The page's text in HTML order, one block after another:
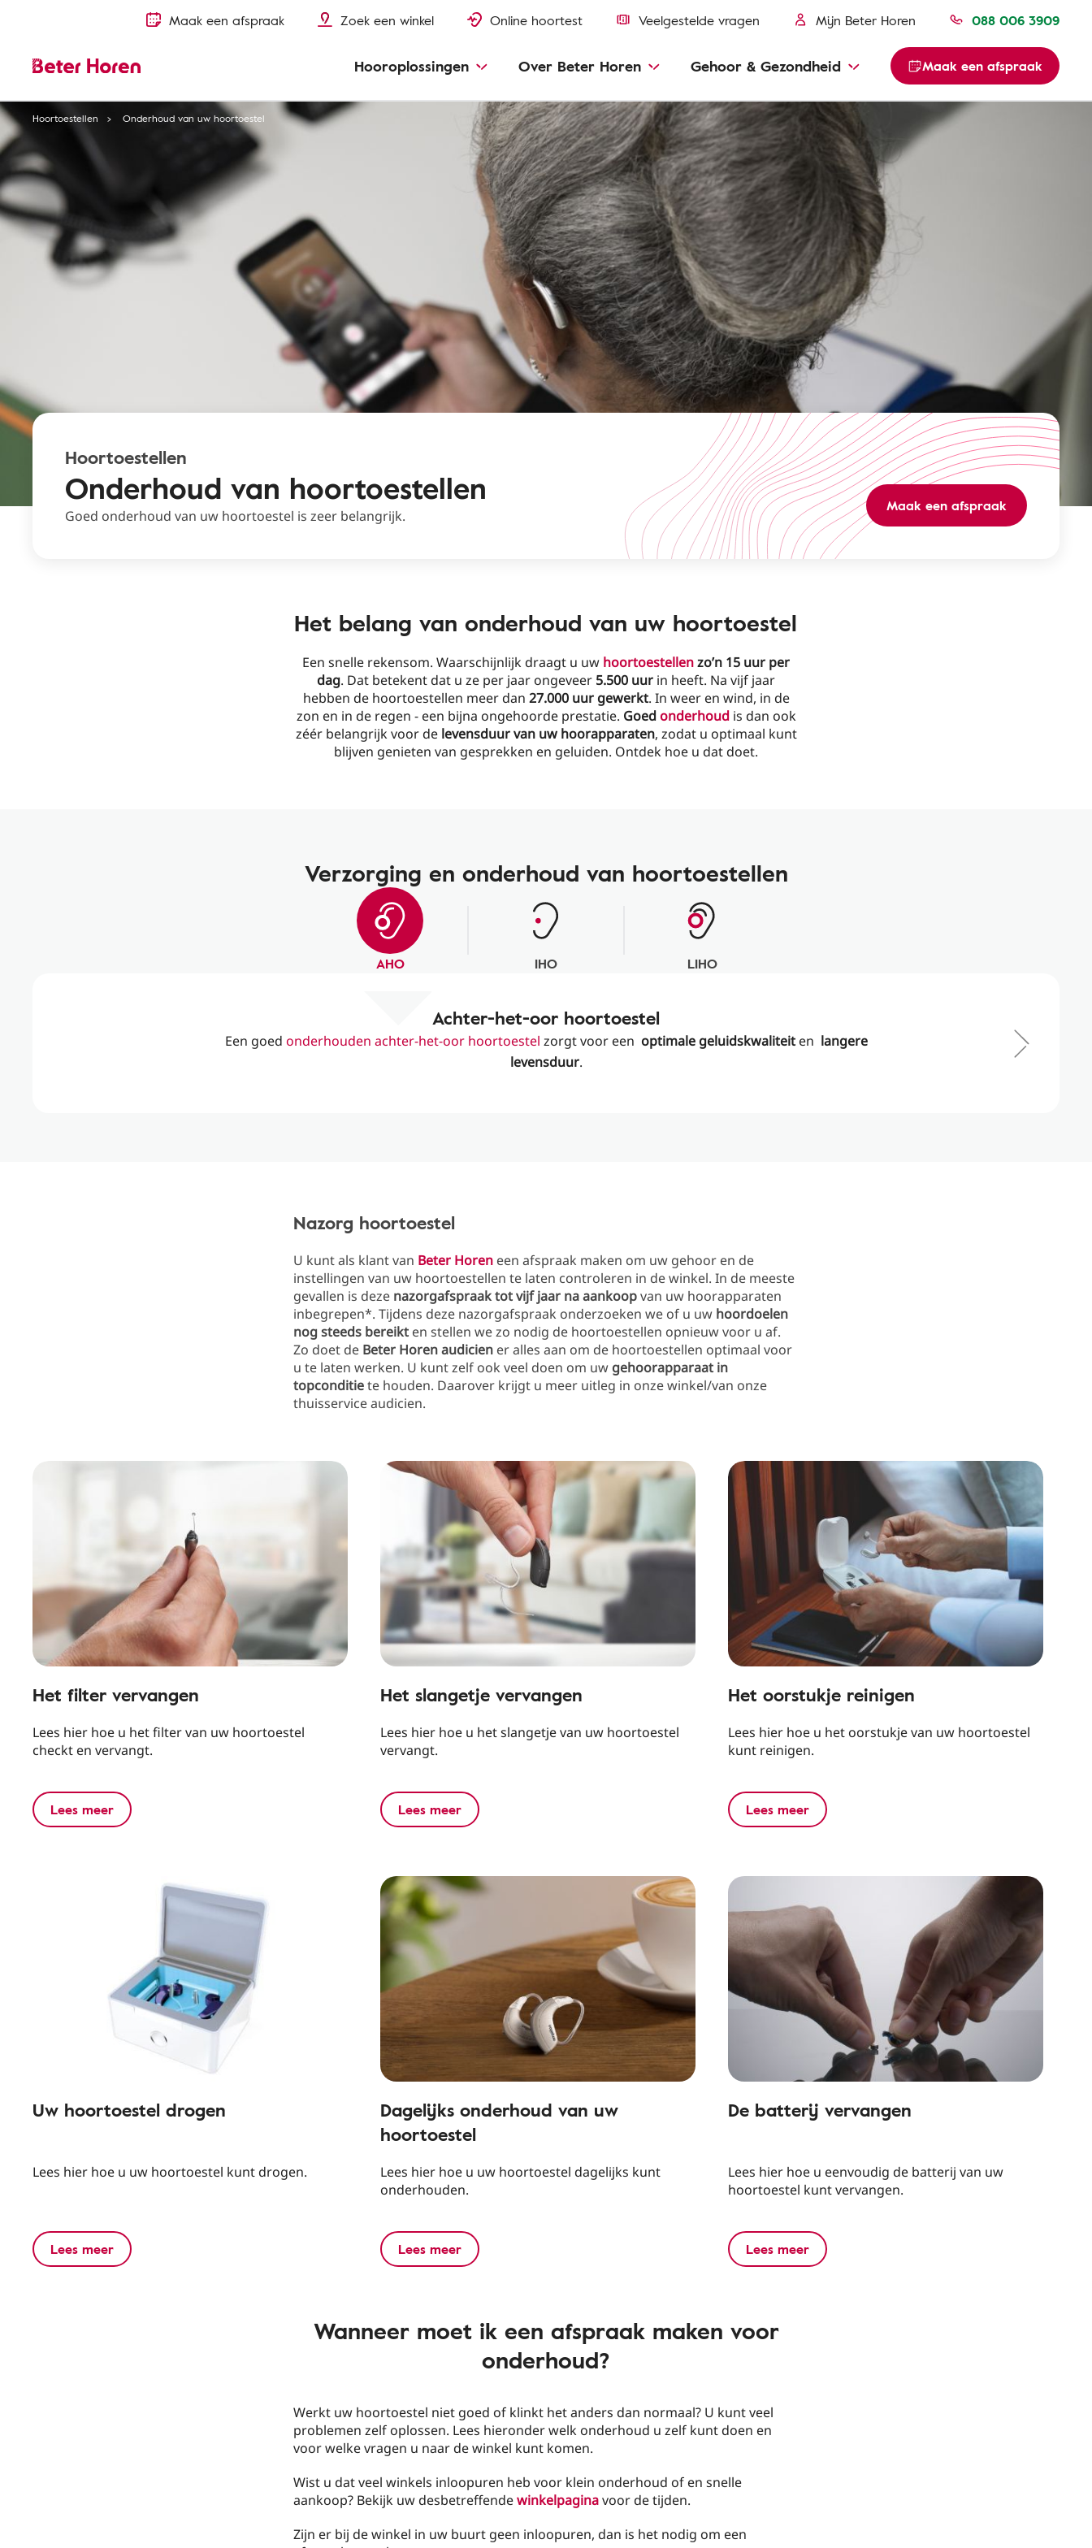
Maak een afspraak Zoek een winkel Online hoortest Veelgestelde vragen Mijn Beter Horen 088 006 3909
Hooroplossingen Over Beter Horen Gehoor & Gezondheid Maak een afspraak
Hoortoestellen Onderhoud van uw hoortoestel
Hoortoestellen
Onderhoud van hoortoestellen
Goed onderhoud van uw hoortoestel is zeer belangrijk.
Maak een afspraak
Het belang van onderhoud van uw hoortoestel
Een snelle rekensom. Waarschijnlijk draagt u uw hoortoestellenzo’n 15 uur per
dag. Dat betekent dat u ze per jaar ongeveer 5.500 uur in heeft. Na vijf jaar
hebben de hoortoestellen meer dan 27.000 uur gewerkt. In weer en wind, in de
zon en in de regen - een bijna ongehoorde prestatie. Goedonderhoudis dan ook
zéér belangrijk voor de levensduur van uw hoorapparaten, zodat u optimaal kunt
blijven genieten van gesprekken en geluiden. Ontdek hoe u dat doet.
Verzorging en onderhoud van hoortoestellen
AHO IHO LIHO
Achter-het-oor hoortoestel
Een goed onderhouden achter-het-oor hoortoestel zorgt voor een optimale geluidskwaliteiten langere
levensduur.
Nazorg hoortoestel
U kunt als klant van Beter Horen een afspraak maken om uw gehoor en de
instellingen van uw hoortoestellen te laten controleren in de winkel. In de meeste
gevallen is deze nazorgafspraak tot vijf jaar na aankoopvan uw hoorapparaten
inbegrepen*. Tijdens deze nazorgafspraak onderzoeken we of u uw hoordoelen
nog steeds bereikt en stellen we zo nodig de hoortoestellen opnieuw voor u af.
Zo doet de Beter Horen audicien er alles aan om de hoortoestellen optimaal voor
u te laten werken. U kunt zelf ook veel doen om uw gehoorapparaat in
topconditiete houden. Daarover krijgt u meer uitleg in onze winkel/van onze
thuisservice audicien.
Het filter vervangen
Lees hier hoe u het filter van uw hoortoestel
checkt en vervangt.
Lees meer
Het slangetje vervangen
Lees hier hoe u het slangetje van uw hoortoestel
vervangt.
Lees meer
Het oorstukje reinigen
Lees hier hoe u het oorstukje van uw hoortoestel
kunt reinigen.
Lees meer
Uw hoortoestel drogen
Lees hier hoe u uw hoortoestel kunt drogen.
Lees meer
Dagelijks onderhoud van uw
hoortoestel
Lees hier hoe u uw hoortoestel dagelijks kunt
onderhouden.
Lees meer
De batterij vervangen
Lees hier hoe u eenvoudig de batterij van uw
hoortoestel kunt vervangen.
Lees meer
Wanneer moet ik een afspraak maken voor
onderhoud?
Werkt uw hoortoestel niet goed of klinkt het anders dan normaal? U kunt veel
problemen zelf oplossen. Lees hieronder welk onderhoud u zelf kunt doen en
voor welke vragen u naar de winkel kunt komen.
Wist u dat veel winkels inloopuren heb voor klein onderhoud of en snelle
aankoop? Bekijk uw desbetreffendewinkelpaginavoor de tijden.
Zijn er bij de winkel in uw buurt geen inloopuren, dan is het nodig om een